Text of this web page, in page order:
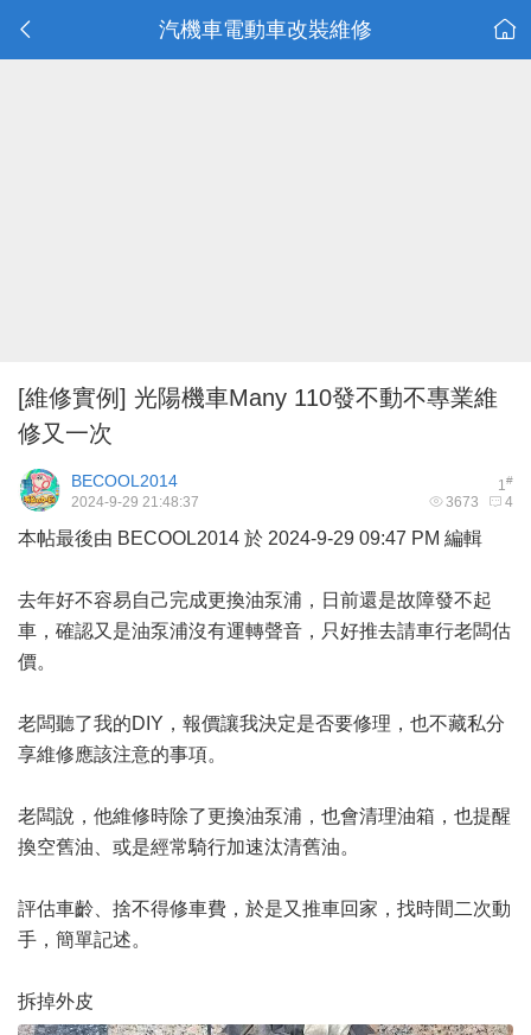
汽機車電動車改裝維修
[維修實例] 光陽機車Many 110發不動不專業維
修又一次
1#
BECOOL2014
3673 4
2024-9-29 21:48:37
本帖最後由 BECOOL2014 於 2024-9-29 09:47 PM 編輯
去年好不容易自己完成更換油泵浦 ，日前還是故障發不起
車，確認又是油泵浦沒有運轉聲音，只好推去請車行老闆估
價。
老闆聽了我的DIY，報價讓我決定是否要修理，也不藏私分
享維修應該注意的事項。
老闆說，他維修時除了更換油泵浦，也會清理油箱，也提醒
換空舊油、或是經常騎行加速汰清舊油。
評估車齡、捨不得修車費，於是又推車回家，找時間二次動
手，簡單記述。
拆掉外皮